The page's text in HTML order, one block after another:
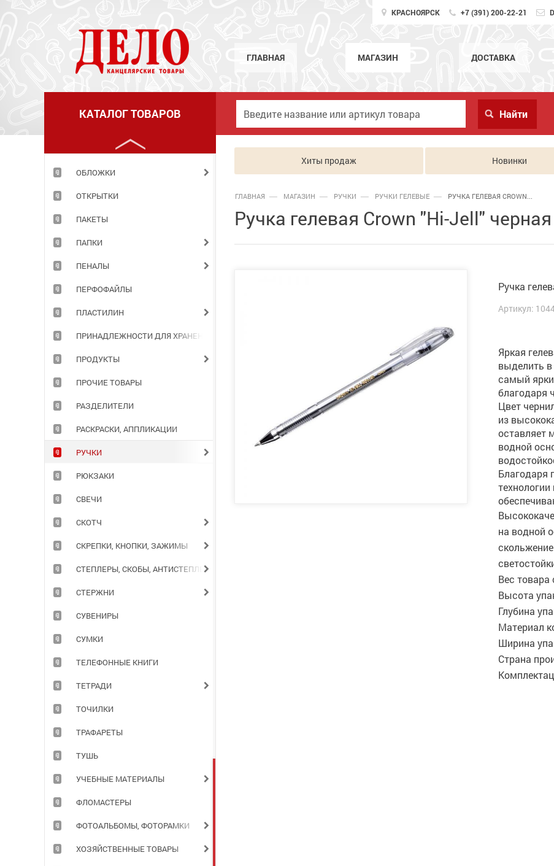
КРАСНОЯРСК +7 (391) 200-22-21
ГЛАВНАЯ МАГАЗИН ДОСТАВКА
КАТАЛОГ ТОВАРОВ
НАБОРЫ ДЕТСКИЕ
НАБОРЫ ОФИСНЫЕ
НОЖНИЦЫ
ОБЛОЖКИ
ОТКРЫТКИ
ПАКЕТЫ
ПАПКИ
ПЕНАЛЫ
ПЕРФОФАЙЛЫ
ПЛАСТИЛИН
ПРИНАДЛЕЖНОСТИ ДЛЯ ХРАНЕНИЯ ДОКУМЕНТОВ
ПРОДУКТЫ
ПРОЧИЕ ТОВАРЫ
РАЗДЕЛИТЕЛИ
РАСКРАСКИ, АППЛИКАЦИИ
РУЧКИ
РЮКЗАКИ
СВЕЧИ
СКОТЧ
СКРЕПКИ, КНОПКИ, ЗАЖИМЫ
СТЕПЛЕРЫ, СКОБЫ, АНТИСТЕПЛЕРЫ
СТЕРЖНИ
СУВЕНИРЫ
СУМКИ
ТЕЛЕФОННЫЕ КНИГИ
ТЕТРАДИ
ТОЧИЛКИ
ТРАФАРЕТЫ
ТУШЬ
УЧЕБНЫЕ МАТЕРИАЛЫ
ФЛОМАСТЕРЫ
ФОТОАЛЬБОМЫ, ФОТОРАМКИ
ХОЗЯЙСТВЕННЫЕ ТОВАРЫ
Хиты продаж Новинки
ГЛАВНАЯ МАГАЗИН РУЧКИ РУЧКИ ГЕЛЕВЫЕ РУЧКА ГЕЛЕВАЯ CROWN...
Ручка гелевая Crown "Hi-Jell"
Ручка
Артикул:
Яркая
выделить в
самый
благодаря
Цвет
из
оставляет
водной
Благодаря
на водной
Вес товара
Высота
Глубина
Материал
Ширина
Страна